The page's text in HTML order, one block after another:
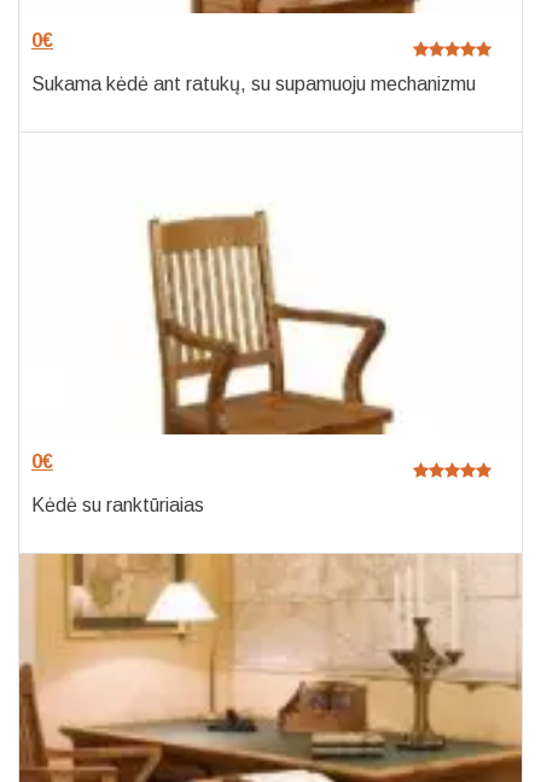
0€
Sukama kėdė ant ratukų, su supamuoju mechanizmu
0€
Kėdė su ranktūriaias